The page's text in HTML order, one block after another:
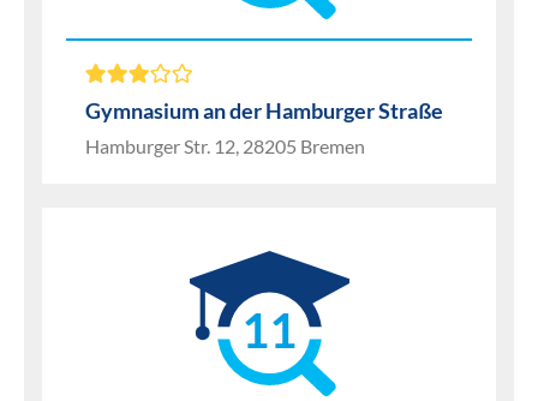
Gymnasium an der Hamburger Straße
Hamburger Str. 12, 28205 Bremen
11